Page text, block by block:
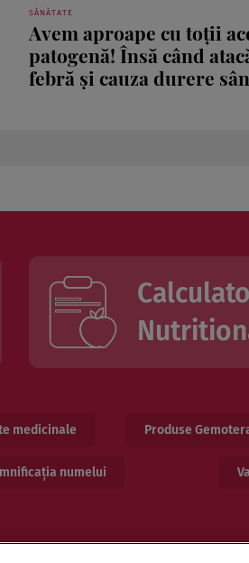
SĂNĂTATE
Avem aproape cu toții
patogenă! Însă când
febră și cauza durere
medicinale Produse
numelui